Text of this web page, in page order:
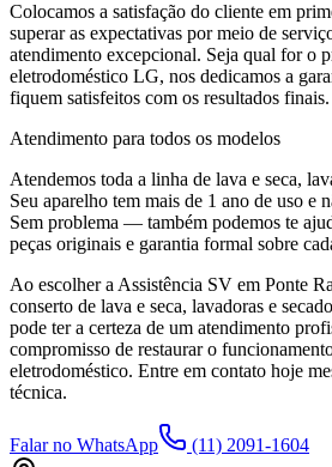
Colocamos a satisfação do cliente em
superar as expectativas por meio de
atendimento excepcional. Seja qual for o
eletrodoméstico LG, nos dedicamos a
fiquem satisfeitos com os resultados finais.
Atendimento para todos os modelos
Atendemos toda a linha de lava e seca,
Seu aparelho tem mais de 1 ano de uso e
Sem problema — também podemos te
peças originais e garantia formal sobre
Ao escolher a Assistência SV em Ponte
conserto de lava e seca, lavadoras e
pode ter a certeza de um atendimento
compromisso de restaurar o
eletrodoméstico. Entre em contato hoje
técnica.
Falar no WhatsApp
(11) 2091-1604